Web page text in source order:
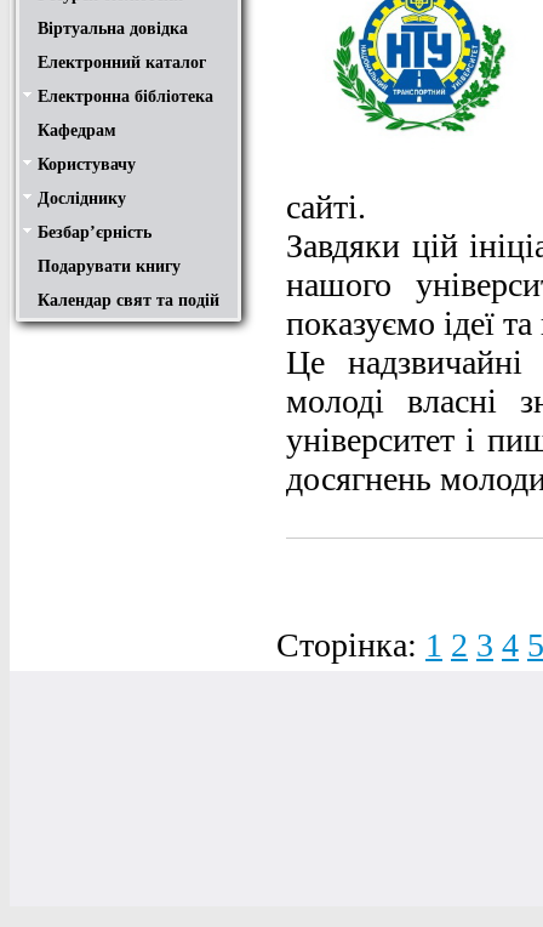
Віртуальна довідка
Електронний каталог
Електронна бібліотека
Положення
Доступ
Авторам
Пошук у ЕК. Інструкція
Кафедрам
Користувачу
Правила користування
Про обхідний лист
Медіатека "NMCBOOK"
Підручники онлайн
Путівник бібліотеками
Переходь на українську
Вивчаємо іноземну мову
Опис документів
Конференції НТУ
Досліднику
Законодавча база
Academic integrity
Плагіат
Локальний доступ
Ресурси вільного доступу
Наукова періодика
Бібліографічні менеджери
Безбар’єрність
Безбар’єрність це…
Путівник веб-ресурсами
Подарувати книгу
Календар свят та подій
сайті.
Завдяки цій
нашого
показуємо ідеї
Це
молоді власні
університет і
досягнень
Сторінка: 1 2 3 4 5